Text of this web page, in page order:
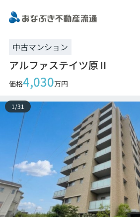
中古マンション
アルファステイツ原Ⅱ
価格4,030万円
1/31